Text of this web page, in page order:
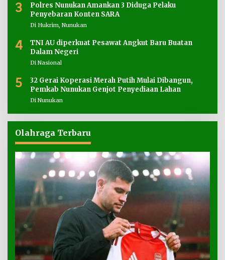
3
Polres Nunukan Amankan 3 Diduga Pelaku
Penyebaran Konten SARA
Di Hukrim, Nunukan
4
TNI AU diperkuat Pesawat Angkut Baru Buatan
Dalam Negeri
Di Nasional
5
32 Gerai Koperasi Merah Putih Mulai Dibangun,
Pemkab Nunukan Genjot Penyediaan Lahan
Di Nunukan
Olahraga Terbaru